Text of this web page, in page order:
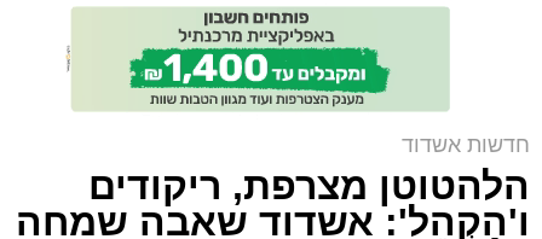
חדשות אשדוד
הלהטוטן מצרפת, ריקודים
ו'הַקְהֵל': אשדוד שאבה שמחה